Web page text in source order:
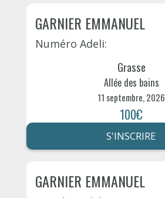
GARNIER EMMANUEL
Numéro Adeli:
Grasse
Allée des bains
11 septembre, 2026
100€
S'INSCRIRE
GARNIER EMMANUEL